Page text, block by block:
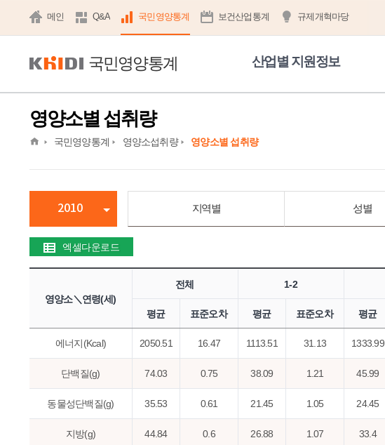
메인 Q&A 국민영양통계 보건산업통계 규제개혁마당
국민영양통계 산업별 지원정보
영양소별 섭취량
home국민영양통계 영양소섭취량 영양소별 섭취량
2010 지역별 성별
엑셀다운로드
영양소＼연령(세)
전체 1-2
평균 표준오차 평균 표준오차 평균
에너지(Kcal) 2050.51 16.47 1113.51 31.13 1333.99
단백질(g) 74.03 0.75 38.09 1.21 45.99
동물성단백질(g) 35.53 0.61 21.45 1.05 24.45
지방(g) 44.84 0.6 26.88 1.07 33.4